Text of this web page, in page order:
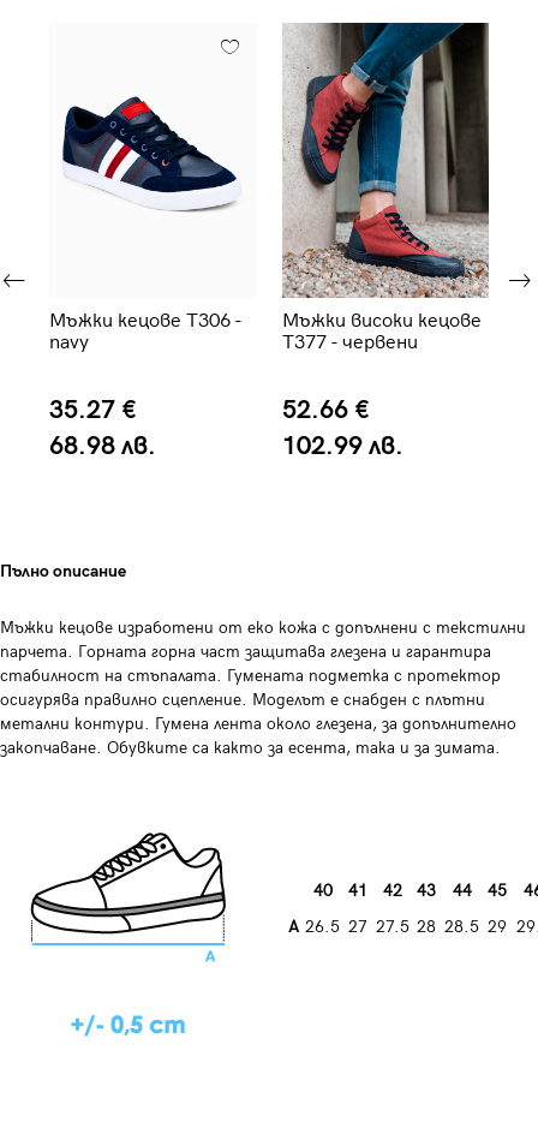
Мъжки кецове T306 -
navy
35.27 €
68.98 лв.
Мъжки високи кецове
T377 - червени
52.66 €
102.99 лв.
Пълно описание
Мъжки кецове изработени от еко кожа с допълнени с текстилни
парчета. Горната горна част защитава глезена и гарантира
стабилност на стъпалата. Гумената подметка с протектор
осигурява правилно сцепление. Моделът е снабден с плътни
метални контури. Гумена лента около глезена, за допълнително
закопчаване. Обувките са както за есента, така и за зимата.
40 41 42 43 44 45
А 26.5 27 27.5 28 28.5 29